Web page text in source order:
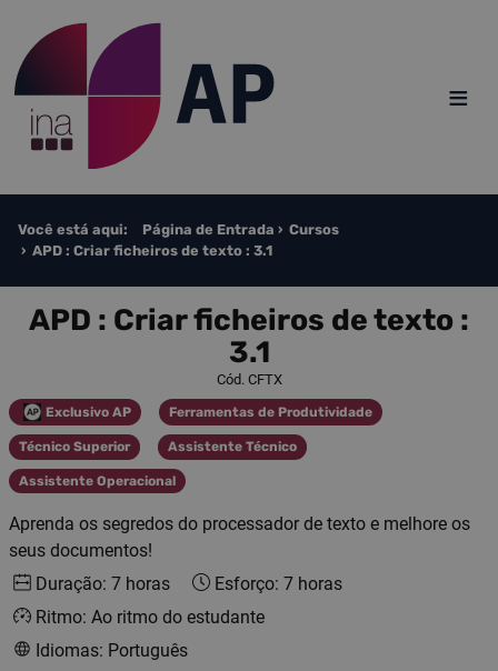
≡
Você está aqui: Página de Entrada
Cursos
APD : Criar ficheiros de texto : 3.1
APD : Criar ficheiros de texto :
3.1
Cód. CFTX
Categoria
Exclusivo AP Categoria
Ferramentas de Produtividade
Categoria
Técnico Superior Categoria
Assistente Técnico
Categoria
Assistente Operacional
Aprenda os segredos do processador de texto e melhore os
seus documentos!
Duração: 7 horas
Esforço: 7 horas
Ritmo: Ao ritmo do estudante
Idiomas: Português